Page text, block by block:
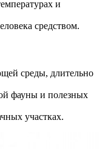
и
средством.
среды, длительно
фауны и полезных
участках.